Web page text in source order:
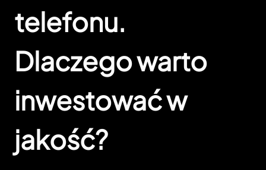
telefonu.
Dlaczego warto
inwestować w
jakość?